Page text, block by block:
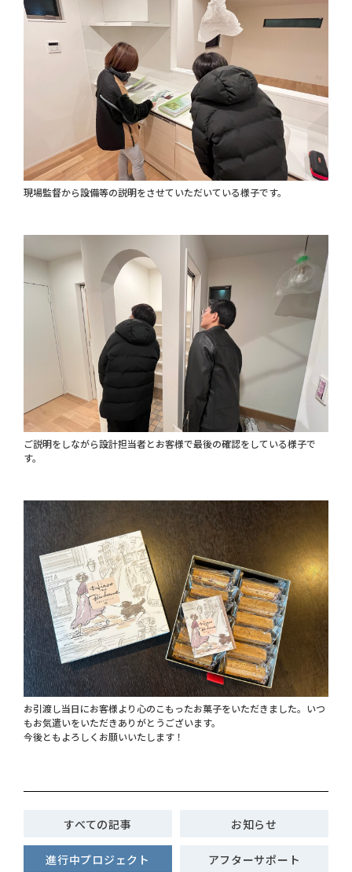
現場監督から設備等の説明をさせていただいている様子です。
ご説明をしながら設計担当者とお客様で最後の確認をしている様子で
す。
お引渡し当日にお客様より心のこもったお菓子をいただきました。いつ
もお気遣いをいただきありがとうございます。
今後ともよろしくお願いいたします！
すべての記事 お知らせ
進行中プロジェクト アフターサポート